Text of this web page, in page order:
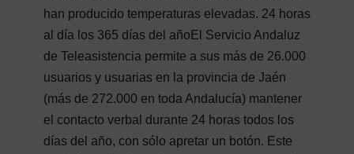
han producido temperaturas elevadas. 24 horas
al día los 365 días del añoEl Servicio Andaluz
de Teleasistencia permite a sus más de 26.000
usuarios y usuarias en la provincia de Jaén
(más de 272.000 en toda Andalucía) mantener
el contacto verbal durante 24 horas todos los
días del año, con sólo apretar un botón. Este